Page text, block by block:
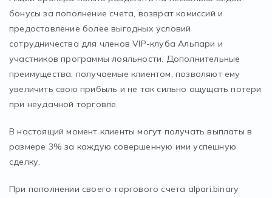
бонусы за пополнение счета, возврат комиссий и
предоставление более выгодных условий
сотрудничества для членов VIP-клуба Альпари и
участников программы лояльности. Дополнительные
преимущества, получаемые клиентом, позволяют ему
увеличить свою прибыль и не так сильно ощущать потери
при неудачной торговле.
В настоящий момент клиенты могут получать выплаты в
размере 3% за каждую совершенную ими успешную
сделку.
При пополнении своего торгового счета alpari.binary